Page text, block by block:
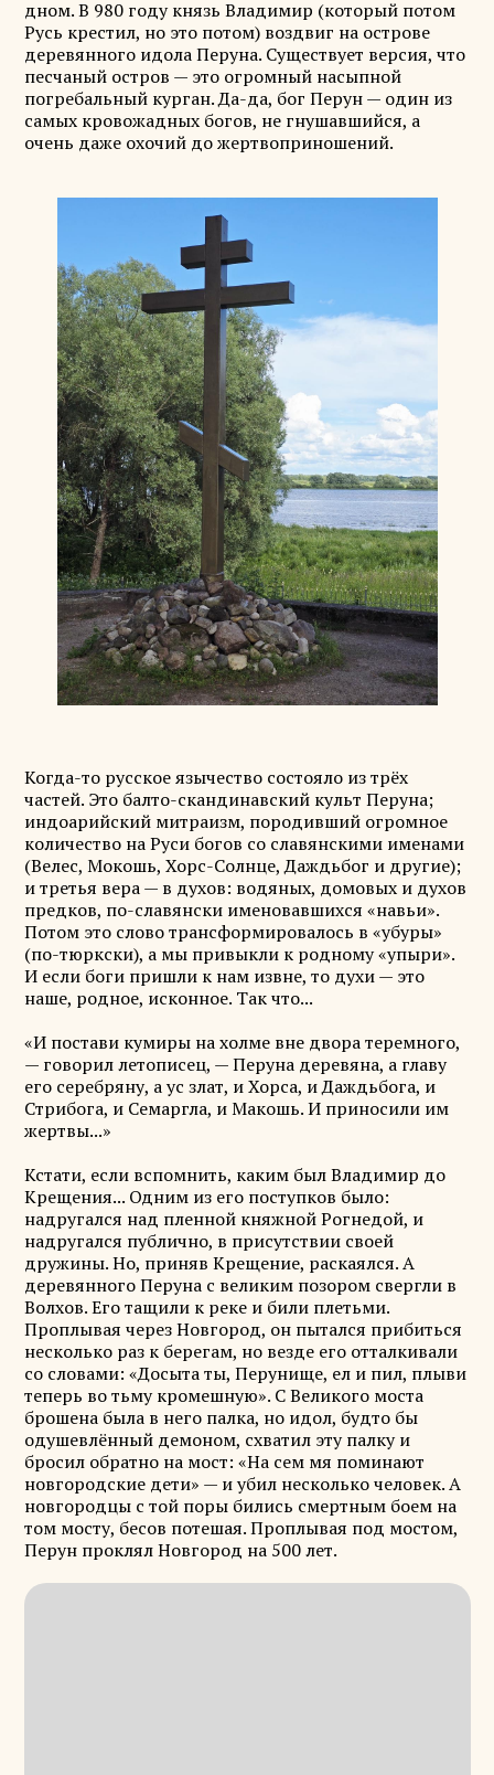
дном. В 980 году князь Владимир (который потом
Русь крестил, но это потом) воздвиг на острове
деревянного идола Перуна. Существует версия, что
песчаный остров — это огромный насыпной
погребальный курган. Да-да, бог Перун — один из
самых кровожадных богов, не гнушавшийся, а
очень даже охочий до жертвоприношений.
Когда-то русское язычество состояло из трёх
частей. Это балто-скандинавский культ Перуна;
индоарийский митраизм, породивший огромное
количество на Руси богов со славянскими именами
(Велес, Мокошь, Хорс-Солнце, Даждьбог и другие);
и третья вера — в духов: водяных, домовых и духов
предков, по-славянски именовавшихся «навьи».
Потом это слово трансформировалось в «убуры»
(по-тюркски), а мы привыкли к родному «упыри».
И если боги пришли к нам извне, то духи — это
наше, родное, исконное. Так что...
«И постави кумиры на холме вне двора теремного,
— говорил летописец, — Перуна деревяна, а главу
его серебряну, а ус злат, и Хорса, и Даждьбога, и
Стрибога, и Семаргла, и Макошь. И приносили им
жертвы...»
Кстати, если вспомнить, каким был Владимир до
Крещения... Одним из его поступков было:
надругался над пленной княжной Рогнедой, и
надругался публично, в присутствии своей
дружины. Но, приняв Крещение, раскаялся. А
деревянного Перуна с великим позором свергли в
Волхов. Его тащили к реке и били плетьми.
Проплывая через Новгород, он пытался прибиться
несколько раз к берегам, но везде его отталкивали
со словами: «Досыта ты, Перунище, ел и пил, плыви
теперь во тьму кромешную». С Великого моста
брошена была в него палка, но идол, будто бы
одушевлённый демоном, схватил эту палку и
бросил обратно на мост: «На сем мя поминают
новгородские дети» — и убил несколько человек. А
новгородцы с той поры бились смертным боем на
том мосту, бесов потешая. Проплывая под мостом,
Перун проклял Новгород на 500 лет.